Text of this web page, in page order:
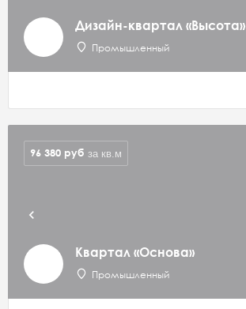
Дизайн-квартал «Высота»
Промышленный
Квартал «Основа»
Промышленный
96 380 руб за кв.м